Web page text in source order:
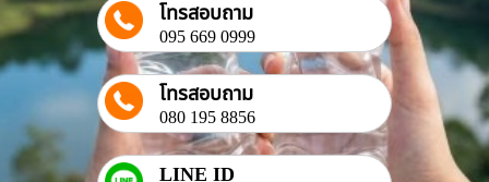
โทรสอบถาม
095 669 0999
โทรสอบถาม
080 195 8856
LINE ID